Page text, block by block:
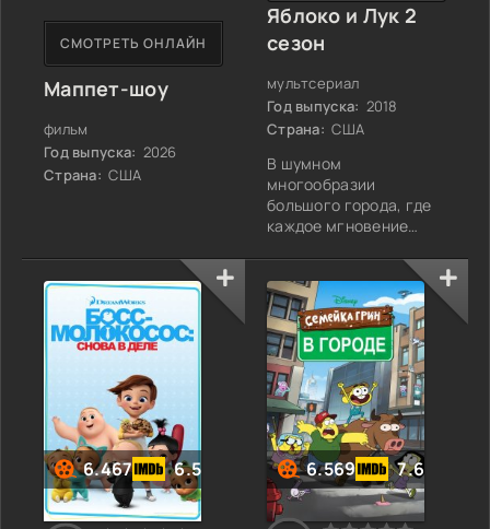
Маппет-шоу
фильм
Год выпуска: 2026
Страна: США
СМОТРЕТЬ ОНЛАЙН
Яблоко и Лук 2
сезон
мультсериал
Год выпуска: 2018
Страна: США
В шумном
многообразии
большого города, где
каждое мгновение
атмосферой, Яблоко и
Лук уверенно идут по
мостовым,
выложенным плиткой
крекеров, словно по
подиуму. Эти двое –
настоящая
мечтательная
команда. Их дружба –
это не просто тёплое
чувство, а мощный
союз, который
объединяет
6.467 6.5 6.569 7.6